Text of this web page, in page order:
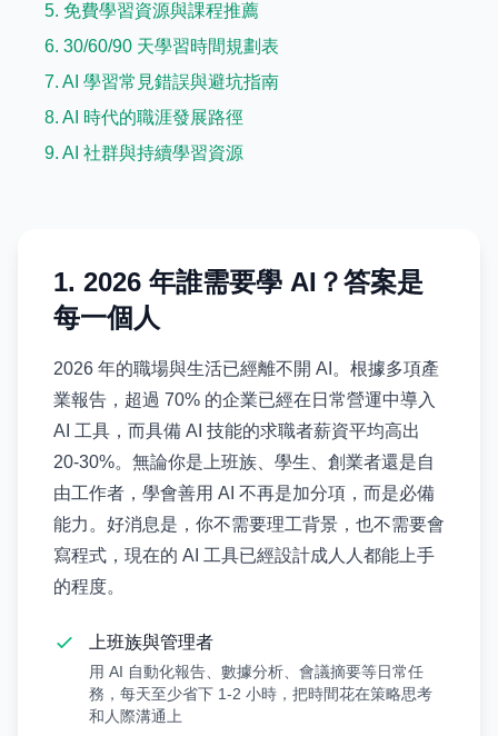
5. 免費學習資源與課程推薦
6. 30/60/90 天學習時間規劃表
7. AI 學習常見錯誤與避坑指南
8. AI 時代的職涯發展路徑
9. AI 社群與持續學習資源
1. 2026 年誰需要學 AI？答案是
每一個人
2026 年的職場與生活已經離不開 AI。根據多項產
業報告，超過 70% 的企業已經在日常營運中導入
AI 工具，而具備 AI 技能的求職者薪資平均高出
20-30%。無論你是上班族、學生、創業者還是自
由工作者，學會善用 AI 不再是加分項，而是必備
能力。好消息是，你不需要理工背景，也不需要會
寫程式，現在的 AI 工具已經設計成人人都能上手
的程度。
上班族與管理者
用 AI 自動化報告、數據分析、會議摘要等日常任
務，每天至少省下 1-2 小時，把時間花在策略思考
和人際溝通上